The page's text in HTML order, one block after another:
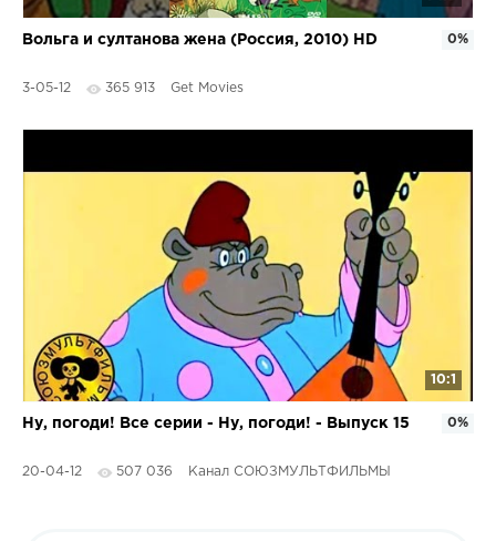
Вольга и султанова жена (Россия, 2010) HD
3-05-12 365 913 Get Movies
0%
10:1
Ну, погоди! Все серии - Ну, погоди! - Выпуск 15
20-04-12 507 036 Канал СОЮЗМУЛЬТФИЛЬМЫ
0%